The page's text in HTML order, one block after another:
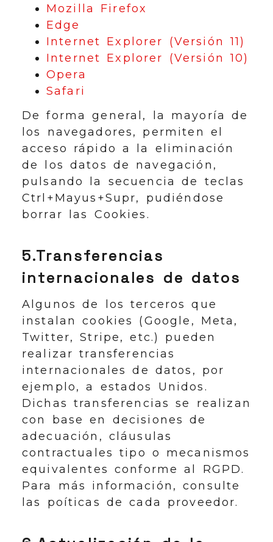
Mozilla Firefox
Edge
Internet Explorer (Versión 11)
Internet Explorer (Versión 10)
Opera
Safari
De forma general, la mayoría de
los navegadores, permiten el
acceso rápido a la eliminación
de los datos de navegación,
pulsando la secuencia de teclas
Ctrl+Mayus+Supr, pudiéndose
borrar las Cookies.
5.Transferencias
internacionales de datos
Algunos de los terceros que
instalan cookies (Google, Meta,
Twitter, Stripe, etc.) pueden
realizar transferencias
internacionales de datos, por
ejemplo, a estados Unidos.
Dichas transferencias se realizan
con base en decisiones de
adecuación, cláusulas
contractuales tipo o mecanismos
equivalentes conforme al RGPD.
Para más información, consulte
las poíticas de cada proveedor.